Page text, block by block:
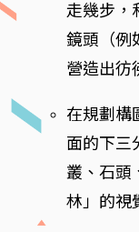
走幾步，
鏡頭（例
營造出彷
在規劃構
面的下三
叢、石頭
林」的視